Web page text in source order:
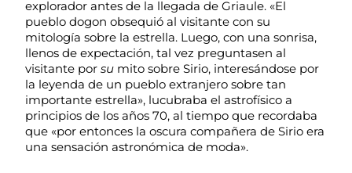
explorador antes de la llegada de Griaule. «El
pueblo dogon obsequió al visitante con su
mitología sobre la estrella. Luego, con una sonrisa,
llenos de expectación, tal vez preguntasen al
visitante por su mito sobre Sirio, interesándose por
la leyenda de un pueblo extranjero sobre tan
importante estrella», lucubraba el astrofísico a
principios de los años 70, al tiempo que recordaba
que «por entonces la oscura compañera de Sirio era
una sensación astronómica de moda».